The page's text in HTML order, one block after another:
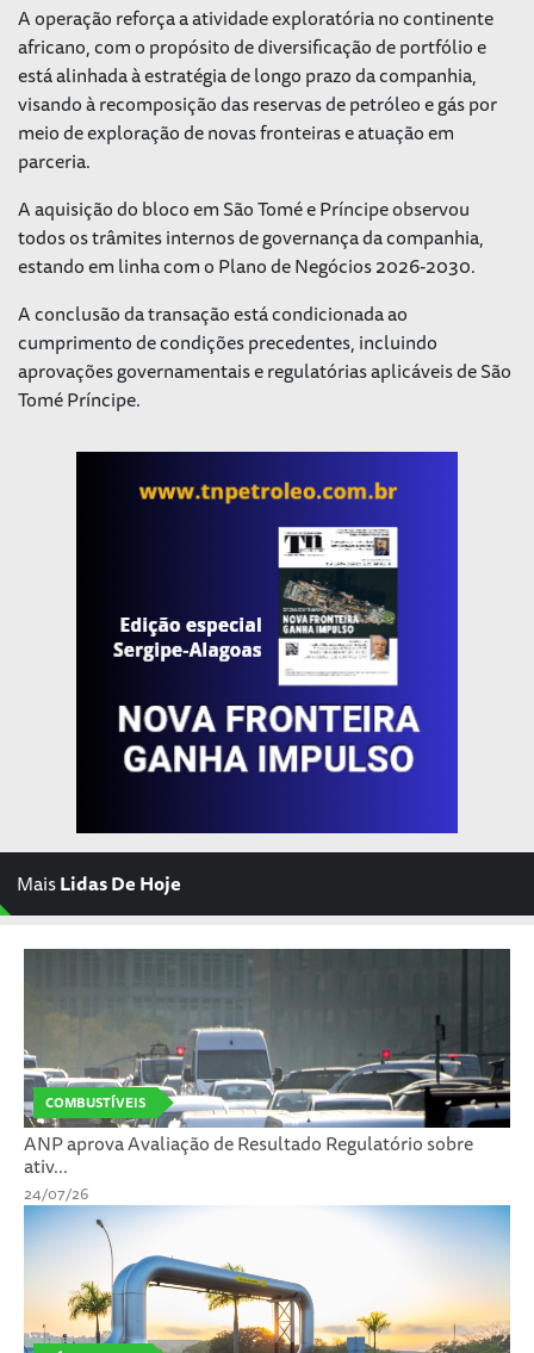
A operação reforça a atividade exploratória no continente
africano, com o propósito de diversificação de portfólio e
está alinhada à estratégia de longo prazo da companhia,
visando à recomposição das reservas de petróleo e gás por
meio de exploração de novas fronteiras e atuação em
parceria.
A aquisição do bloco em São Tomé e Príncipe observou
todos os trâmites internos de governança da companhia,
estando em linha com o Plano de Negócios 2026-2030.
A conclusão da transação está condicionada ao
cumprimento de condições precedentes, incluindo
aprovações governamentais e regulatórias aplicáveis de São
Tomé Príncipe.
MaisLidas De Hoje
COMBUSTÍVEIS
ANP aprova Avaliação de Resultado Regulatório sobre
ativ...
24/07/26